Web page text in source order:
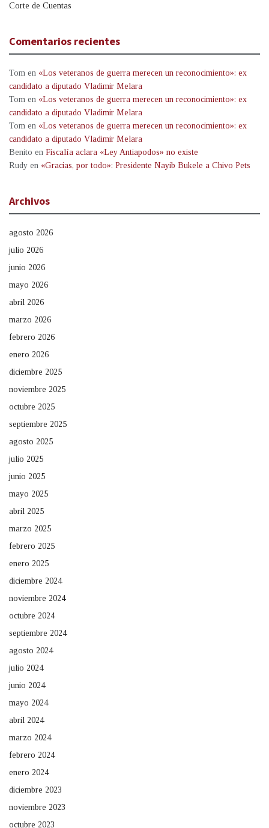
Corte de Cuentas
Comentarios recientes
Tom en «Los veteranos de guerra merecen un reconocimiento»: ex
candidato a diputado Vladimir Melara
Tom en «Los veteranos de guerra merecen un reconocimiento»: ex
candidato a diputado Vladimir Melara
Tom en «Los veteranos de guerra merecen un reconocimiento»: ex
candidato a diputado Vladimir Melara
Benito en Fiscalía aclara «Ley Antiapodos» no existe
Rudy en «Gracias, por todo»: Presidente Nayib Bukele a Chivo Pets
Archivos
agosto 2026
julio 2026
junio 2026
mayo 2026
abril 2026
marzo 2026
febrero 2026
enero 2026
diciembre 2025
noviembre 2025
octubre 2025
septiembre 2025
agosto 2025
julio 2025
junio 2025
mayo 2025
abril 2025
marzo 2025
febrero 2025
enero 2025
diciembre 2024
noviembre 2024
octubre 2024
septiembre 2024
agosto 2024
julio 2024
junio 2024
mayo 2024
abril 2024
marzo 2024
febrero 2024
enero 2024
diciembre 2023
noviembre 2023
octubre 2023